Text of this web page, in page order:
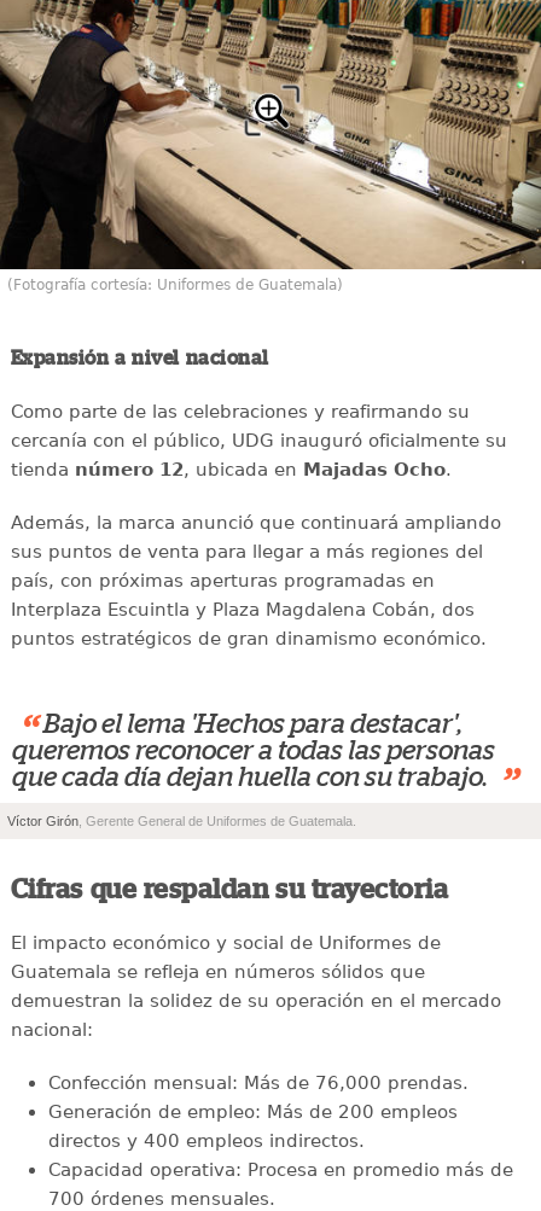
(Fotografía cortesía: Uniformes de Guatemala)
Expansión a nivel nacional
Como parte de las celebraciones y reafirmando su
cercanía con el público, UDG inauguró oficialmente su
tienda número 12, ubicada en Majadas Ocho.
Además, la marca anunció que continuará ampliando
sus puntos de venta para llegar a más regiones del
país, con próximas aperturas programadas en
Interplaza Escuintla y Plaza Magdalena Cobán, dos
puntos estratégicos de gran dinamismo económico.
“ Bajo el lema 'Hechos para destacar',
queremos reconocer a todas las personas
que cada día dejan huella con su trabajo.
”
Víctor Girón , Gerente General de Uniformes de Guatemala.
Cifras que respaldan su trayectoria
El impacto económico y social de Uniformes de
Guatemala se refleja en números sólidos que
demuestran la solidez de su operación en el mercado
nacional:
Confección mensual: Más de 76,000 prendas.
Generación de empleo: Más de 200 empleos
directos y 400 empleos indirectos.
Capacidad operativa: Procesa en promedio más de
700 órdenes mensuales.